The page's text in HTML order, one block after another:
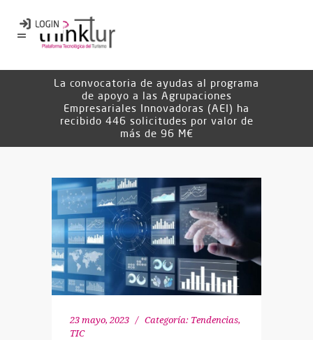
La convocatoria de ayudas al programa
de apoyo a las Agrupaciones
Empresariales Innovadoras (AEI) ha
recibido 446 solicitudes por valor de
más de 96 M€
23 mayo, 2023 Categoría: Tendencias,
TIC